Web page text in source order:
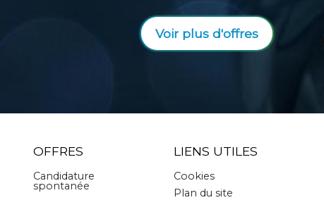
Voir plus d'offres
OFFRES
Candidature
spontanée
LIENS UTILES
Cookies
Plan du site